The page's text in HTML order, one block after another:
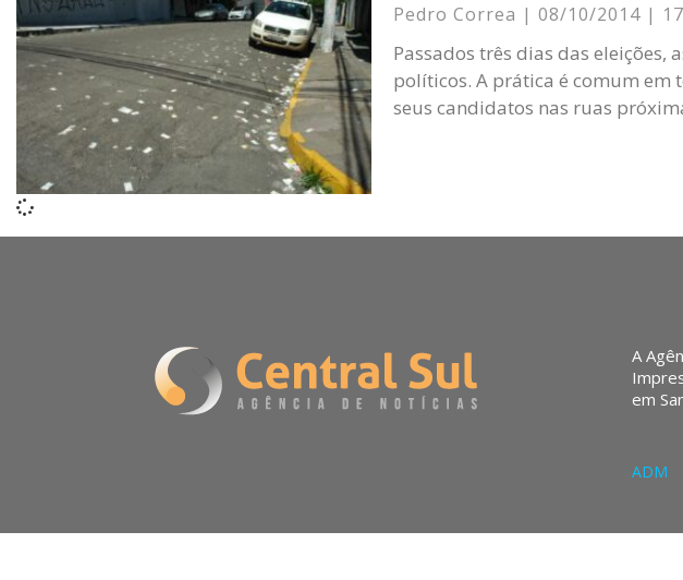
Pedro Correa 08/10/2014
Passados três dias das eleições,
políticos. A prática é comum em
seus candidatos nas ruas
A
em
ADM